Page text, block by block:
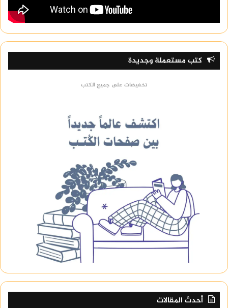
كتب مستعملة وجديدة
تخفيضات على جميع الكتب
أحدث المقالات